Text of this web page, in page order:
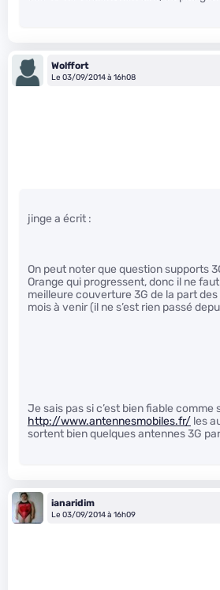
Wolffort
Le 03/09/2014 à 16h08
jinge a écrit :
On peut noter que question supports
Orange qui progressent, donc il ne
meilleure couverture 3G de la part
mois à venir (il ne s’est rien passé
Je sais pas si c’est bien fiable comme
http://www.antennesmobiles.fr/ les
sortent bien quelques antennes 3G
ianaridim
Le 03/09/2014 à 16h09